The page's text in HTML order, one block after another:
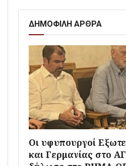
ΔΗΜΟΦΙΛΗ ΑΡΘΡΑ
Οι υφυπουργοί
και Γερμανίας στο